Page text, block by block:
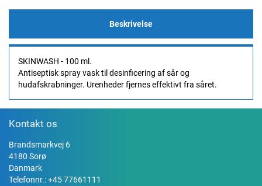
Beskrivelse
SKINWASH - 100 ml.
Antiseptisk spray vask til desinficering af sår og
hudafskrabninger. Urenheder fjernes effektivt fra såret.
Kontakt os
Brandsmarkvej 6
4180 Sorø
Danmark
Telefonnr.:+45 77661111